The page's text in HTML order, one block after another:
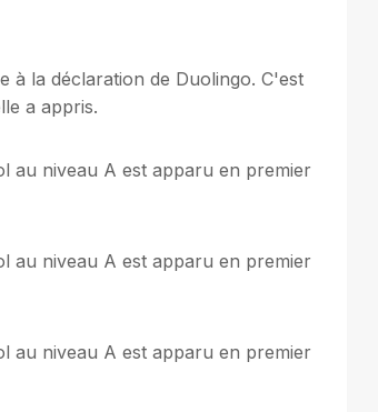
à la déclaration de Duolingo. C'est
a appris.
au niveau A est apparu en premier
au niveau A est apparu en premier
au niveau A est apparu en premier